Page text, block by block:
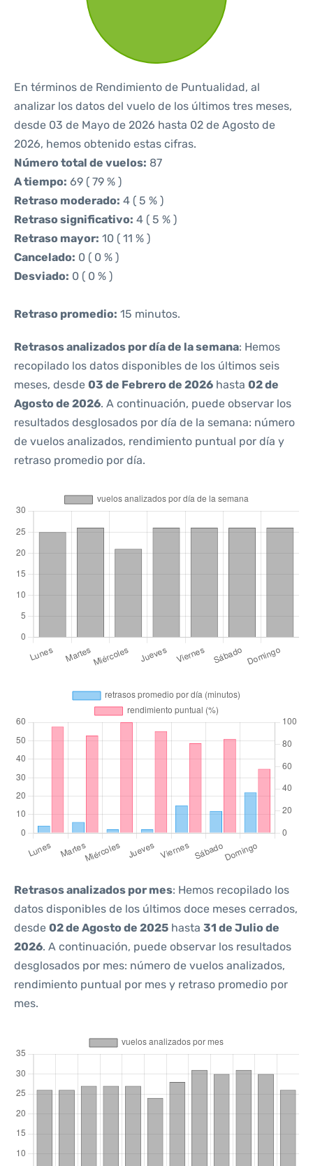
En términos de Rendimiento de Puntualidad, al
analizar los datos del vuelo de los últimos tres meses,
desde 03 de Mayo de 2026 hasta 02 de Agosto de
2026, hemos obtenido estas cifras.
Número total de vuelos: 87
A tiempo: 69 ( 79 % )
Retraso moderado: 4 ( 5 % )
Retraso significativo: 4 ( 5 % )
Retraso mayor: 10 ( 11 % )
Cancelado: 0 ( 0 % )
Desviado: 0 ( 0 % )
Retraso promedio: 15 minutos.
Retrasos analizados por día de la semana: Hemos
recopilado los datos disponibles de los últimos seis
meses, desde 03 de Febrero de 2026 hasta 02 de
Agosto de 2026. A continuación, puede observar los
resultados desglosados por día de la semana: número
de vuelos analizados, rendimiento puntual por día y
retraso promedio por día.
Retrasos analizados por mes: Hemos recopilado los
datos disponibles de los últimos doce meses cerrados,
desde 02 de Agosto de 2025 hasta 31 de Julio de
2026. A continuación, puede observar los resultados
desglosados por mes: número de vuelos analizados,
rendimiento puntual por mes y retraso promedio por
mes.